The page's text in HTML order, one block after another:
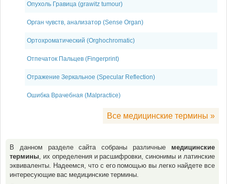
Опухоль Гравица (grawitz tumour)
Орган чувств, анализатор (Sense Organ)
Ортохроматический (Orghochromatic)
Отпечаток Пальцев (Fingerprint)
Отражение Зеркальное (Specular Reflection)
Ошибка Врачебная (Malpractice)
Все медицинские термины »
В данном разделе сайта собраны различные медицинские
термины, их определения и расшифровки, синонимы и латинские
эквиваленты. Надеемся, что с его помощью вы легко найдете все
интересующие вас медицинские термины.